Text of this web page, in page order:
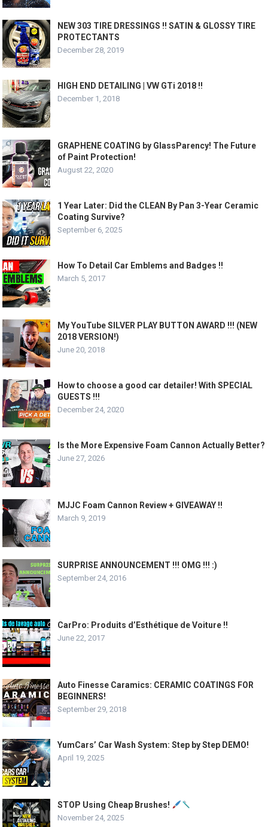
NEW 303 TIRE DRESSINGS !! SATIN & GLOSSY TIRE
PROTECTANTS
December 28, 2019
HIGH END DETAILING | VW GTi 2018 !!
December 1, 2018
GRAPHENE COATING by GlassParency! The Future
of Paint Protection!
August 22, 2020
1 Year Later: Did the CLEAN By Pan 3-Year Ceramic
Coating Survive?
September 6, 2025
How To Detail Car Emblems and Badges !!
March 5, 2017
My YouTube SILVER PLAY BUTTON AWARD !!! (NEW
2018 VERSION!)
June 20, 2018
How to choose a good car detailer! With SPECIAL
GUESTS !!!
December 24, 2020
Is the More Expensive Foam Cannon Actually Better?
June 27, 2026
MJJC Foam Cannon Review + GIVEAWAY !!
March 9, 2019
SURPRISE ANNOUNCEMENT !!! OMG !!! :)
September 24, 2016
CarPro: Produits d’Esthétique de Voiture !!
June 22, 2017
Auto Finesse Caramics: CERAMIC COATINGS FOR
BEGINNERS!
September 29, 2018
YumCars’ Car Wash System: Step by Step DEMO!
April 19, 2025
STOP Using Cheap Brushes!
November 24, 2025